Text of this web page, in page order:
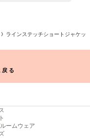
ラインステッチショートジャケッ
る
ームウェア